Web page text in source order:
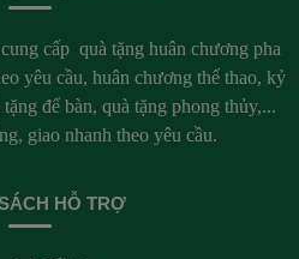
cấp quà tặng huân chương pha
yêu cầu, huân chương thể thao, kỷ
để bàn, quà tặng phong thủy,...
giao nhanh theo yêu cầu.
HỖ TRỢ